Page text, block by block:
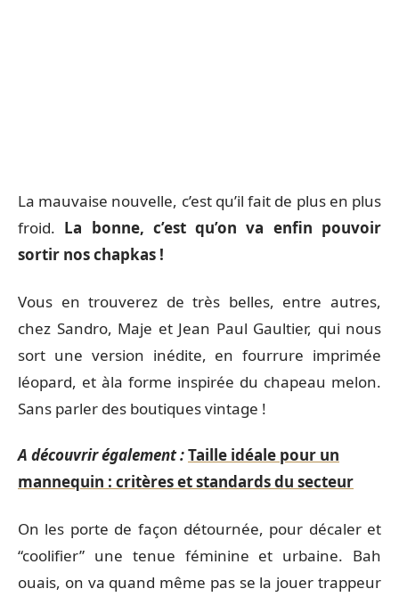
La mauvaise nouvelle, c’est qu’il fait de plus en plus
froid. La bonne, c’est qu’on va enfin pouvoir
sortir nos chapkas !
Vous en trouverez de très belles, entre autres,
chez Sandro, Maje et Jean Paul Gaultier, qui nous
sort une version inédite, en fourrure imprimée
léopard, et àla forme inspirée du chapeau melon.
Sans parler des boutiques vintage !
A découvrir également :Taille idéale pour un
mannequin : critères et standards du secteur
On les porte de façon détournée, pour décaler et
“coolifier” une tenue féminine et urbaine. Bah
ouais, on va quand même pas se la jouer trappeur